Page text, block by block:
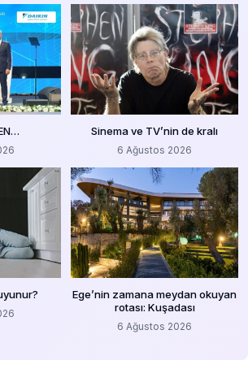
Sinema ve TV’nin de kralı
6 Ağustos 2026
Ege’nin zamana meydan okuyan
rotası: Kuşadası
6 Ağustos 2026